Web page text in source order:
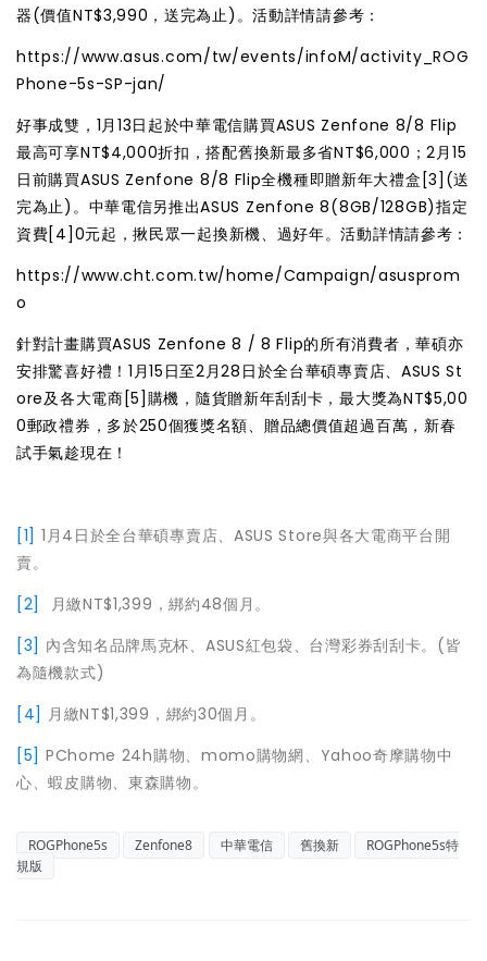
器(價值NT$3,990，送完為止)。活動詳情請參考：
https://www.asus.com/tw/events/infoM/activity_ROG
Phone-5s-SP-jan/
好事成雙，1月13日起於中華電信購買ASUS Zenfone 8/8 Flip
最高可享NT$4,000折扣，搭配舊換新最多省NT$6,000；2月15
日前購買ASUS Zenfone 8/8 Flip全機種即贈新年大禮盒 [3] (送
完為止)。中華電信另推出ASUS Zenfone 8(8GB/128GB)指定
資費[4] 0元起，揪民眾一起換新機、過好年。活動詳情請參考：
https://www.cht.com.tw/home/Campaign/asusprom
o
針對計畫購買ASUS Zenfone 8 / 8 Flip的所有消費者，華碩亦
安排驚喜好禮！1月15日至2月28日於全台華碩專賣店、ASUS St
ore及各大電商 [5] 購機，隨貨贈新年刮刮卡，最大獎為NT$5,00
0郵政禮券，多於250個獲獎名額、贈品總價值超過百萬，新春
試手氣趁現在！
[1] 1月4日於全台華碩專賣店、ASUS Store與各大電商平台開
賣。
[2]
月繳NT$1,399，綁約48個月。
[3] 內含知名品牌馬克杯、ASUS紅包袋、台灣彩券刮刮卡。(皆
為隨機款式)
[4] 月繳NT$1,399，綁約30個月。
[5] PChome 24h購物、momo購物網、Yahoo奇摩購物中
心、蝦皮購物、東森購物。
ROGPhone5s Zenfone8 中華電信 舊換新
ROGPhone5s特
規版